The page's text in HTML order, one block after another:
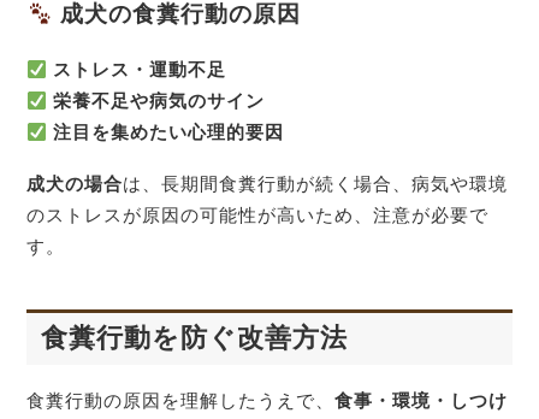
成犬の食糞行動の原因
ストレス・運動不足
栄養不足や病気のサイン
注目を集めたい心理的要因
成犬の場合は、長期間食糞行動が続く場合、病気や環境
のストレスが原因の可能性が高いため、注意が必要で
す。
食糞行動を防ぐ改善方法
食糞行動の原因を理解したうえで、食事・環境・しつけ